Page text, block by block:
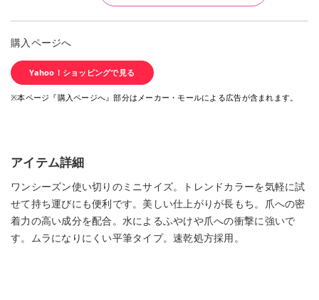
購入ページへ
Yahoo！ショッピングで見る
※本ページ『購入ページへ』部分はメーカー・モールによる広告が含まれます。
アイテム詳細
ワンシーズン使い切りのミニサイズ。トレンドカラーを気軽に試
せて持ち運びにも便利です。美しい仕上がりが長もち。爪への密
着力の高い成分を配合。水によるふやけや爪への衝撃に強いで
す。ムラになりにくい平筆タイプ。速乾処方採用。